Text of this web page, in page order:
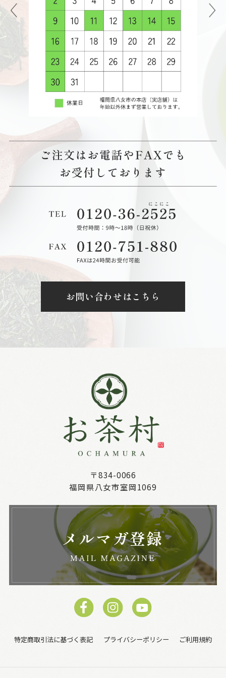
お問い合わせはこちら
〒834-0066
福岡県八女市室岡1069
特定商取引法に基づく表記 プライバシーポリシー ご利用規約